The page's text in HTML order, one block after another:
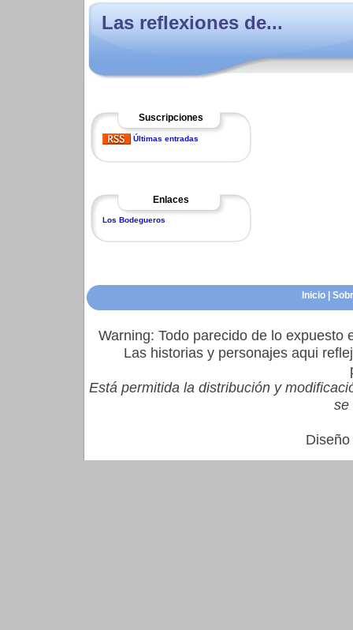
Las reflexiones de...
Suscripciones
Últimas entradas
Enlaces
Los Bodegueros
Inicio|
Warning: Todo parecido de lo
Las historias y personajes aqui
Está permitida la distribución y
se